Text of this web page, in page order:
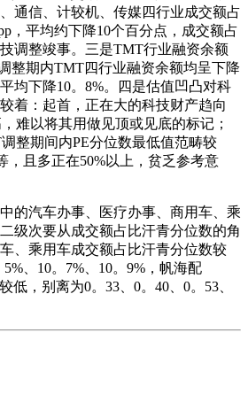
通信、计较机、传媒四行业成交额占
，平均约下降10个百分点，成交额占
调整竣事。三是TMT行业融资余额
整期内TMT四行业融资余额均呈下降
均下降10。8%。四是估值凹凸对科
着：起首，正在大的科技财产趋向
难以将其用做见顶或见底的标记；
整期间内PE分位数最低值范畴较
，且多正在50%以上，贫乏参考意
汽车办事、医疗办事、商用车、乘
级次要从成交额占比汗青分位数的角
、乘用车成交额占比汗青分位数较
、10。7%、10。9%，帆海配
低，别离为0。33、0。40、0。53、